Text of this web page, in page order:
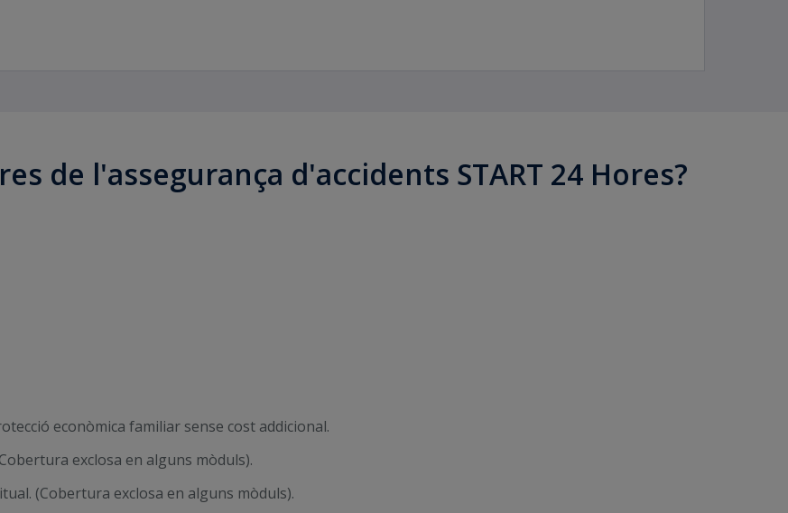
de l'assegurança d'accidents START 24 Hores?
econòmica familiar sense cost addicional.
exclosa en alguns mòduls).
(Cobertura exclosa en alguns mòduls).